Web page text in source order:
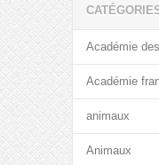
Académie
Académie
animaux
Animaux